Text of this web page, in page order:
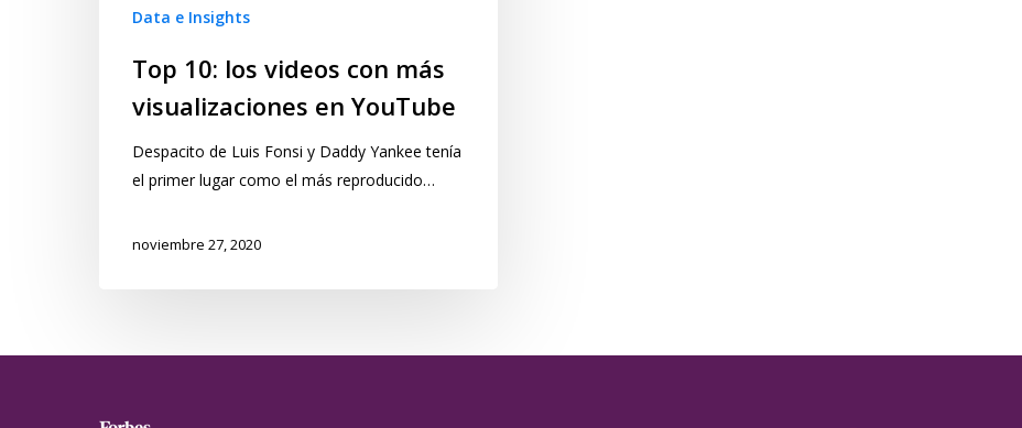
Data e Insights
Top 10: los videos con más
visualizaciones en YouTube
Despacito de Luis Fonsi y Daddy Yankee tenía
el primer lugar como el más reproducido…
noviembre 27, 2020